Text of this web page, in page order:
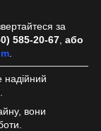
за
585-20-67 або
.
надійний
вони